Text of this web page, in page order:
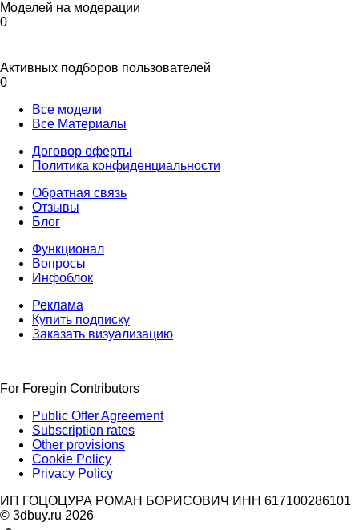
Моделей на модерации
0
Активных подборов пользователей
0
Все модели
Все Материалы
Договор оферты
Политика конфиденциальности
Обратная связь
Отзывы
Блог
Функционал
Вопросы
Инфоблок
Реклама
Купить подписку
Заказать визуализацию
For Foregin Contributors
Public Offer Agreement
Subscription rates
Other provisions
Cookie Policy
Privacy Policy
ИП ГОЦОЦУРА РОМАН БОРИСОВИЧ ИНН 617100286101
© 3dbuy.ru 2026